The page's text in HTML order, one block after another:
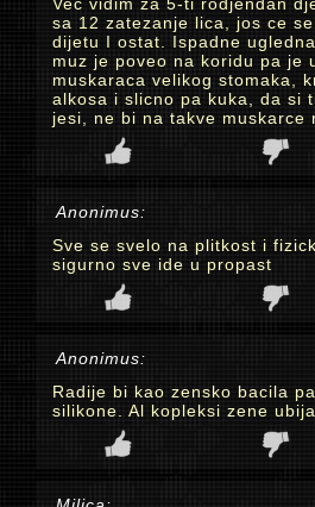
sa 12 zatezanje lica, jos ce
dijetu I ostat. Ispadne
muz je poveo na koridu pa je
muskaraca velikog stomaka,
alkosa i slicno pa kuka, da si
jesi, ne bi na takve muskarce
Anonimus:
Sve se svelo na plitkost i
sigurno sve ide u propast
Anonimus:
Radije bi kao zensko bacila
silikone. Al kopleksi zene